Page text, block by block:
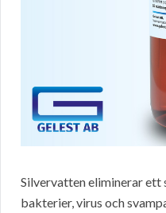
Silvervatten eliminerar ett
bakterier, virus och